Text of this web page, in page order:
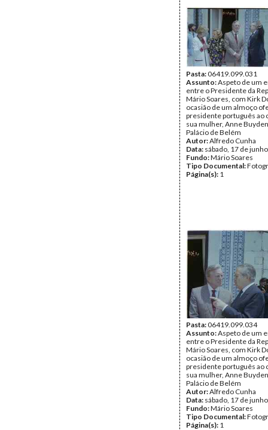
Pasta:06419.099.031
Assunto:Aspeto de um
entre o Presidente da
Mário Soares, com Kirk
ocasião de um almoço
presidente português ao
sua mulher, Anne
Palácio de Belém
Autor:Alfredo Cunha
Data: sábado, 17 de
Fundo:Mário Soares
Tipo Documental:
Página(s): 1
Pasta:06419.099.034
Assunto:Aspeto de um
entre o Presidente da
Mário Soares, com Kirk
ocasião de um almoço
presidente português ao
sua mulher, Anne
Palácio de Belém
Autor:Alfredo Cunha
Data: sábado, 17 de
Fundo:Mário Soares
Tipo Documental:
Página(s): 1